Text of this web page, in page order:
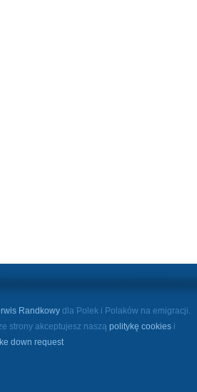
Randkowy dla Polek i Polaków na emigracji.
strony akceptujesz naszą politykę cookies i
down request